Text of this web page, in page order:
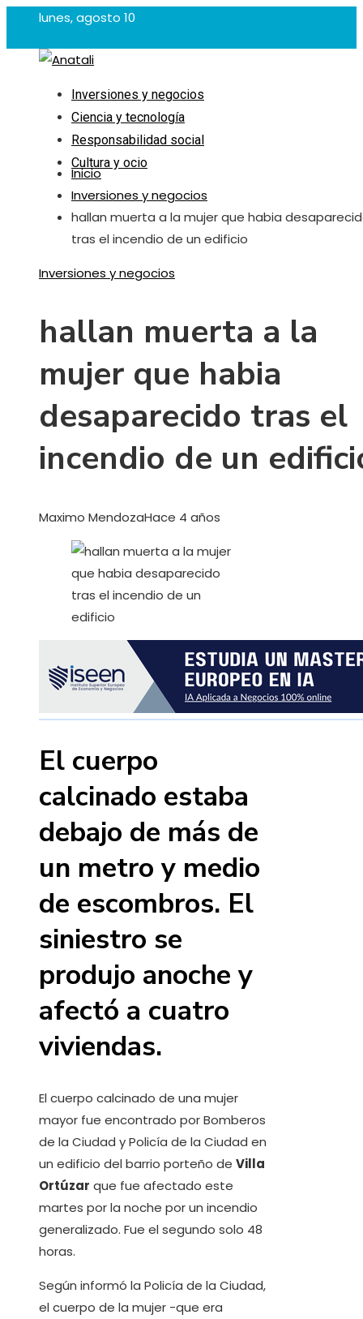
lunes, agosto 10
Inversiones y negocios
Ciencia y tecnología
Responsabilidad social
Cultura y ocio
Inicio
Inversiones y negocios
hallan muerta a la mujer que habia
tras el incendio de un edificio
Inversiones y negocios
hallan muerta a la
mujer que habia
desaparecido tras el
incendio de un
Maximo MendozaHace 4 años
El cuerpo
calcinado estaba
debajo de más de
un metro y medio
de escombros. El
siniestro se
produjo anoche y
afectó a cuatro
viviendas.
El cuerpo calcinado de una mujer
mayor fue encontrado por Bomberos
de la Ciudad y Policía de la Ciudad en
un edificio del barrio porteño de Villa
Ortúzar que fue afectado este
martes por la noche por un incendio
generalizado. Fue el segundo solo 48
horas.
Según informó la Policía de la Ciudad,
el cuerpo de la mujer -que era